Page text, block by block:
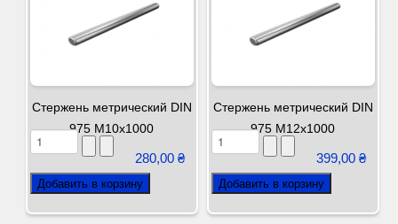
Стержень метрический DIN
975 М10х1000
280,00 ₴
Стержень метрический DIN
975 М12х1000
399,00 ₴